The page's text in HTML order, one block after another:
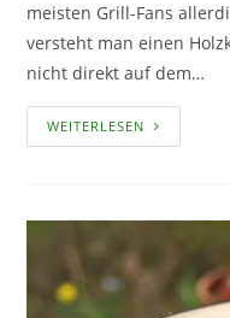
meisten Grill-Fans
versteht man einen
nicht direkt auf dem…
WEITERLESEN
FÜR